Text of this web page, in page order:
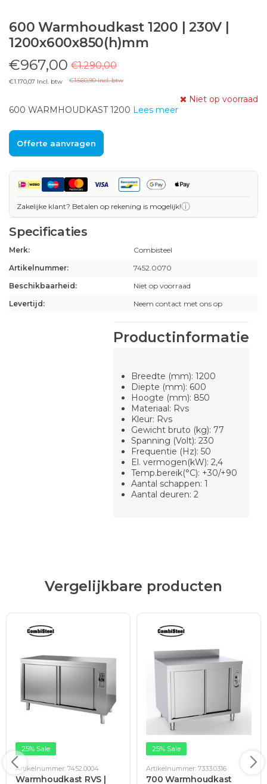
600 Warmhoudkast 1200 | 230V |
1200x600x850(h)mm
€967,00 €1.290,00
€1.170,07 Incl. btw €1.560,90 Incl. btw
Niet op voorraad
600 WARMHOUDKAST 1200 Lees meer
Offerte aanvragen
Zakelijke klant? Betalen op rekening is mogelijk!ⓘ
Specificaties
Merk:
Combisteel
Artikelnummer:
7452.0070
Beschikbaarheid:
Niet op voorraad
Levertijd:
Neem contact met ons op
Productinformatie
Breedte (mm): 1200
Diepte (mm): 600
Hoogte (mm): 850
Materiaal: Rvs
Kleur: Rvs
Gewicht bruto (kg): 77
Spanning (Volt): 230
Frequentie (Hz): 50
El. vermogen(kW): 2,4
Temp.bereik(°C): +30/+90
Aantal schappen: 1
Aantal deuren: 2
Vergelijkbare producten
25% Sale
Artikelnummer: 7452.0004
Warmhoudkast RVS |
25% Sale
Artikelnummer: 7333.0316
700 Warmhoudkast